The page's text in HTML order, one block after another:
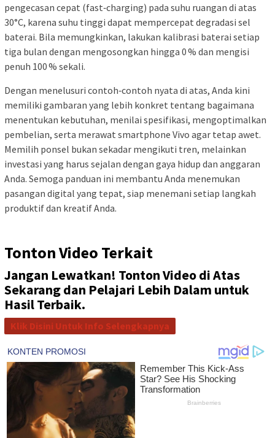
pengecasan cepat (fast‑charging) pada suhu ruangan di atas
30°C, karena suhu tinggi dapat mempercepat degradasi sel
baterai. Bila memungkinkan, lakukan kalibrasi baterai setiap
tiga bulan dengan mengosongkan hingga 0 % dan mengisi
penuh 100 % sekali.
Dengan menelusuri contoh‑contoh nyata di atas, Anda kini
memiliki gambaran yang lebih konkret tentang bagaimana
menentukan kebutuhan, menilai spesifikasi, mengoptimalkan
pembelian, serta merawat smartphone Vivo agar tetap awet.
Memilih ponsel bukan sekadar mengikuti tren, melainkan
investasi yang harus sejalan dengan gaya hidup dan anggaran
Anda. Semoga panduan ini membantu Anda menemukan
pasangan digital yang tepat, siap menemani setiap langkah
produktif dan kreatif Anda.
Tonton Video Terkait
Jangan Lewatkan! Tonton Video di Atas
Sekarang dan Pelajari Lebih Dalam untuk
Hasil Terbaik.
Klik Disini Untuk Info Selengkapnya